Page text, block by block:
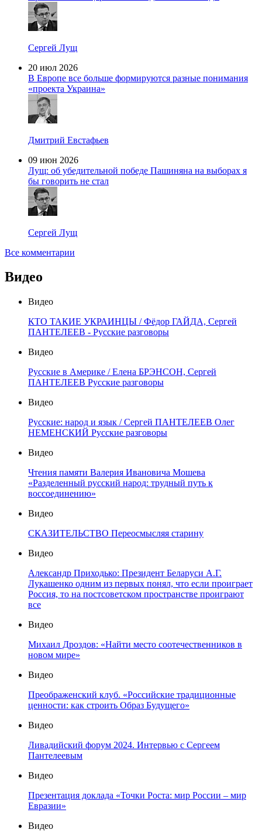
Сергей Лущ
20 июл 2026
В Европе все больше формируются разные понимания
«проекта Украина»
Дмитрий Евстафьев
09 июн 2026
Лущ: об убедительной победе Пашиняна на выборах я
бы говорить не стал
Сергей Лущ
Все комментарии
Видео
Видео
КТО ТАКИЕ УКРАИНЦЫ / Фёдор ГАЙДА, Сергей
ПАНТЕЛЕЕВ - Русские разговоры
Видео
Русские в Америке / Елена БРЭНСОН, Сергей
ПАНТЕЛЕЕВ Русские разговоры
Видео
Русские: народ и язык / Сергей ПАНТЕЛЕЕВ Олег
НЕМЕНСКИЙ Русские разговоры
Видео
Чтения памяти Валерия Ивановича Мошева
«Разделенный русский народ: трудный путь к
воссоединению»
Видео
СКАЗИТЕЛЬСТВО Переосмысляя старину
Видео
Александр Приходько: Президент Беларуси А.Г.
Лукашенко одним из первых понял, что если проиграет
Россия, то на постсоветском пространстве проиграют
все
Видео
Михаил Дроздов: «Найти место соотечественников в
новом мире»
Видео
Преображенский клуб. «Российские традиционные
ценности: как строить Образ Будущего»
Видео
Ливадийский форум 2024. Интервью с Сергеем
Пантелеевым
Видео
Презентация доклада «Точки Роста: мир России – мир
Евразии»
Видео